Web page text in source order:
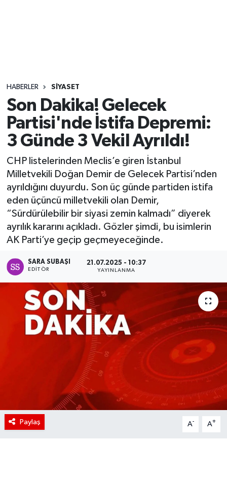
HABERLER SIYASET
Son Dakika! Gelecek
Partisi'nde İstifa Depremi:
3 Günde 3 Vekil Ayrıldı!
CHP listelerinden Meclis’e giren İstanbul
Milletvekili Doğan Demir de Gelecek Partisi’nden
ayrıldığını duyurdu. Son üç günde partiden istifa
eden üçüncü milletvekili olan Demir,
“Sürdürülebilir bir siyasi zemin kalmadı” diyerek
ayrılık kararını açıkladı. Gözler şimdi, bu isimlerin
AK Parti’ye geçip geçmeyeceğinde.
SARA SUBAŞI
EDITÖR
21.07.2025 - 10:37
YAYINLANMA
Paylaş A- A+
Yaşam